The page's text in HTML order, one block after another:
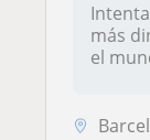
más
el